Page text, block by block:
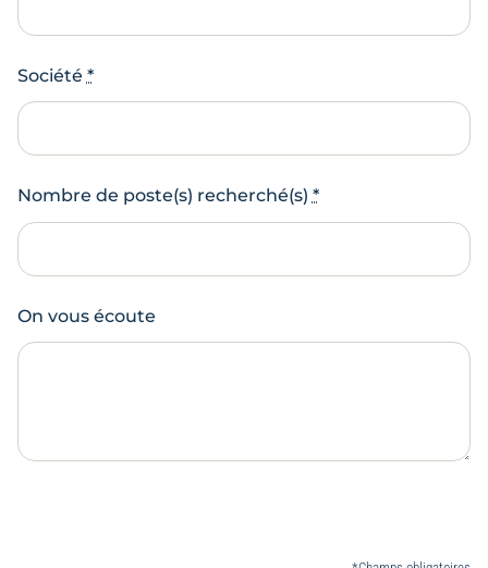
Société *
Nombre de poste(s) recherché(s) *
On vous écoute